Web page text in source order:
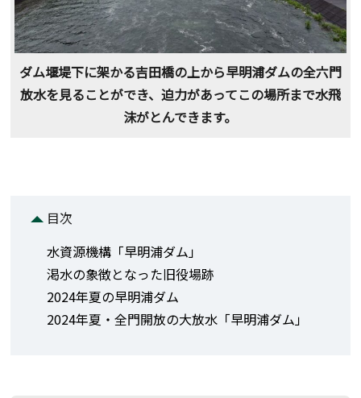
ダム堰堤下に架かる吉田橋の上から早明浦ダムの全六門
放水を見ることができ、迫力があってこの場所まで水飛
沫がとんできます。
目次
水資源機構「早明浦ダム」
渇水の象徴となった旧役場跡
2024年夏の早明浦ダム
2024年夏・全門開放の大放水「早明浦ダム」